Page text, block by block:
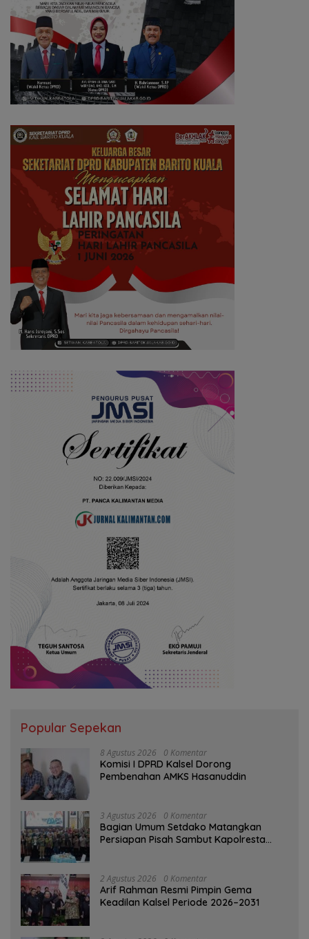
Popular Sepekan
8 Agustus 2026 0 Komentar
Komisi I DPRD Kalsel Dorong
Pembenahan AMKS Hasanuddin
3 Agustus 2026 0 Komentar
Bagian Umum Setdako Matangkan
Persiapan Pisah Sambut Kapolresta
2 Agustus 2026 0 Komentar
Arif Rahman Resmi Pimpin Gema
Keadilan Kalsel Periode 2026–2031